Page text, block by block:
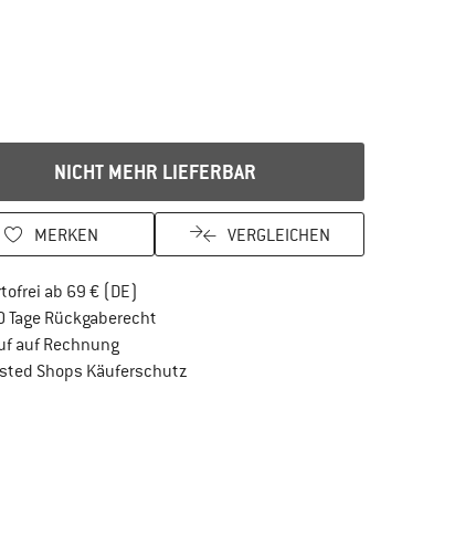
NICHT MEHR LIEFERBAR
MERKEN VERGLEICHEN
ab 69 € (DE)
Tage RückgaberechtGehe hier zu den Rückgabe-Richtlinien
auf RechnungFinde die Zahlungs-Infos hier! Öffnet sich in
Shops KäuferschutzFinde alle Infos hier!